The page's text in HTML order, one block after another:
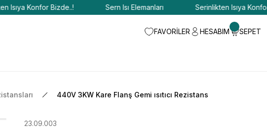
Konfor Bizde..! Sern Isı Elemanları Serinlikten Isıya Konfor
FAVORİLER HESABIM SEPET
440V 3KW Kare Flanş Gemi ısıtıcı Rezistans
23.09.003